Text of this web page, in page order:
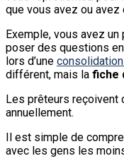
que vous avez ou avez
Exemple, vous avez
poser des questions
lors d’une
différent, mais la fiche
Les prêteurs reçoivent
annuellement.
Il est simple de
avec les gens les